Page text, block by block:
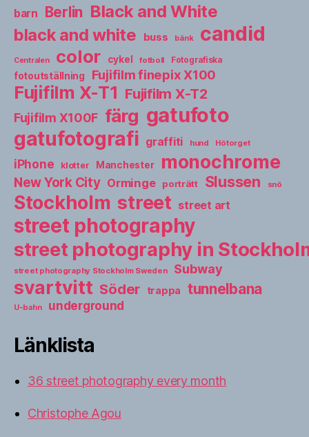
barn Berlin Black and White
black and white
buss bänk candid
Centralen color cykel fotboll Fotografiska
fotoutställning Fujifilm finepix X100
Fujifilm X-T1 Fujifilm X-T2
Fujifilm X100F färg gatufoto
gatufotografi graffiti hund Hötorget
iPhone klotter Manchester monochrome
New York City Orminge porträtt Slussen snö
Stockholm street street art
street photography
street photography in
street photography Stockholm Sweden Subway
svartvitt Söder trappa tunnelbana
U-bahn underground
Länklista
36 street photography every month
Christophe Agou